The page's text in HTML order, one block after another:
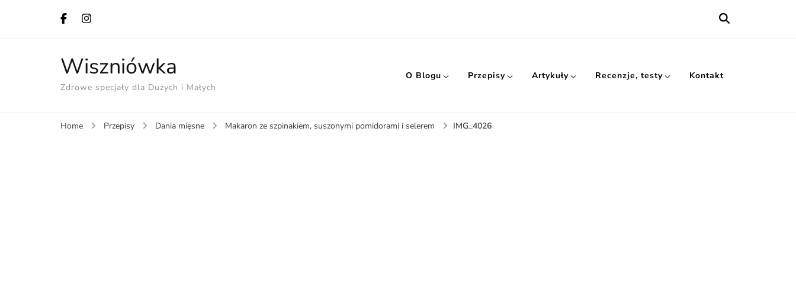
Wiszniówka
Zdrowe specjały dla Dużych i Małych
O Blogu Przepisy Artykuły Recenzje, testy Kontakt
Home Przepisy Dania mięsne Makaron ze szpinakiem, suszonymi pomidorami i selerem IMG_4026